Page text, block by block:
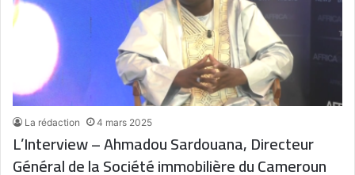
La rédaction 4 mars 2025
L’Interview – Ahmadou Sardouana, Directeur
Général de la Société immobilière du Cameroun